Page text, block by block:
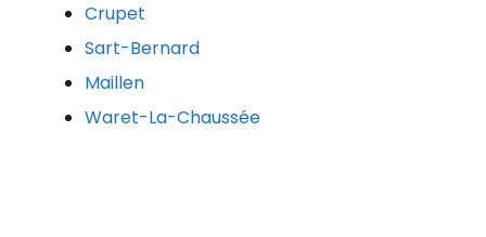
Crupet
Sart-Bernard
Maillen
Waret-La-Chaussée